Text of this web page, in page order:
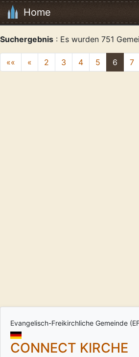
Home
Suchergebnis : Es wurden 751
«« « 2 3 4 5 6 7
Evangelisch-Freikirchliche Gemeinde
CONNECT KIRCHE